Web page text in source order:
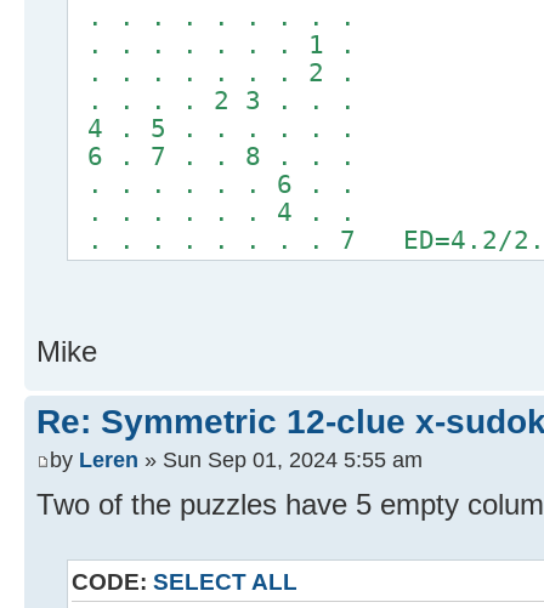
. . . . . . . . .
. . . . . . . 1 .
. . . . . . . 2 .
. . . . 2 3 . . .
4 . 5 . . . . . .
6 . 7 . . 8 . . .
. . . . . . 6 . .
. . . . . . 4 . .
. . . . . . . . 7 ED=4.2/
Mike
Re: Symmetric 12-clue x-
by Leren » Sun Sep 01, 2024 5:55 am
Two of the puzzles have 5 empty
CODE: SELECT ALL